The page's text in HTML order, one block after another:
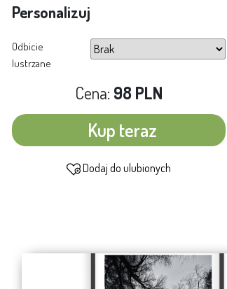
Personalizuj
Odbicie
lustrzane
Cena: 98 PLN
Kup teraz
Dodaj do ulubionych